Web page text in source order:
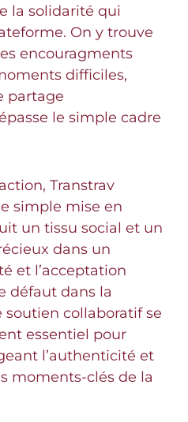
la solidarité qui
On y trouve
encouragments
difficiles,
partage
le simple cadre
Transtrav
simple mise en
un tissu social et un
dans un
et l’acceptation
défaut dans la
soutien collaboratif se
essentiel pour
l’authenticité et
moments-clés de la